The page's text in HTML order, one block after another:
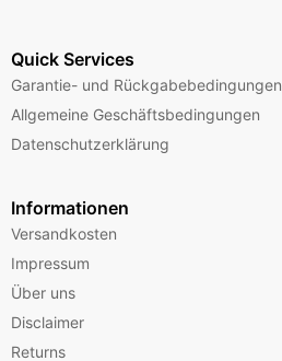
Quick Services
Garantie- und Rückgabebedingungen
Allgemeine Geschäftsbedingungen
Datenschutzerklärung
Informationen
Versandkosten
Impressum
Über uns
Disclaimer
Returns